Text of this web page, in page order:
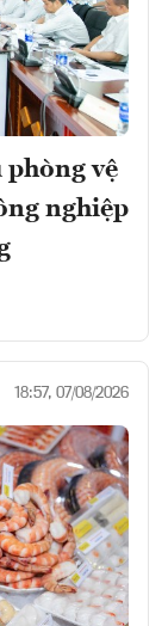
phòng vệ
nghiệp
18:57, 07/08/2026